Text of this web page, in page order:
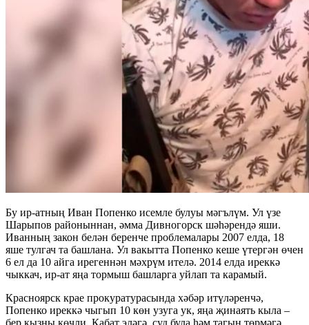
Бу ир-атның Иван Попенко исемле булуы мәгълүм. Ул үзе
Шарыпов районыннан, әмма Дивногорск шәһәрендә яши.
Иванның закон белән беренче проблемалары 2007 елда, 18
яше тулгач та башлана. Ул вакытта Попенко кеше үтергән өчен
6 ел да 10 айга ирегеннән мәхрүм ителә. 2014 елда иреккә
чыккач, ир-ат яңа тормыш башларга уйлап та карамый.
Красноярск крае прокуратурасында хәбәр итүләренчә,
Попенко иреккә чыгып 10 көн узуга ук, яңа җинаять кыла –
бер кызны көчли. Кабат эләгә, суд була һәм тагын төрмәгә